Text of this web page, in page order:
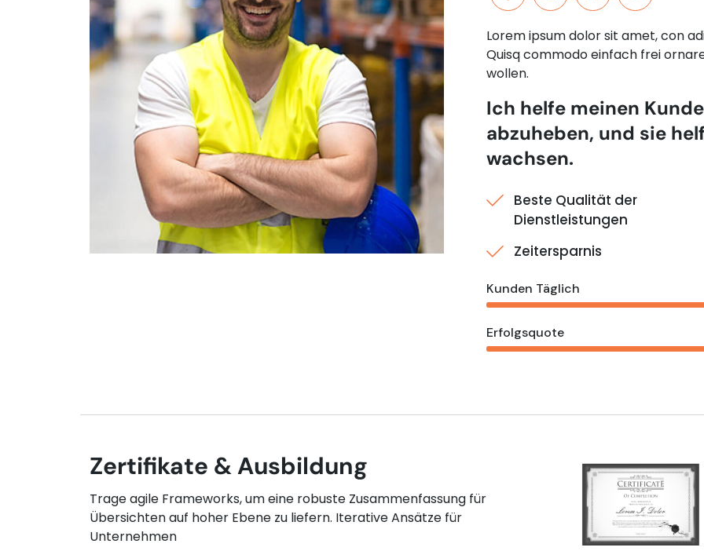
Lorem ipsum dolor sit amet, con
Quisq commodo einfach frei
wollen.
Ich helfe meinen
abzuheben, und sie
wachsen.
Beste Qualität der
Dienstleistungen
Zeitersparnis
Kunden Täglich
Erfolgsquote
Zertifikate & Ausbildung
Trage agile Frameworks, um eine robuste Zusammenfassung für
Übersichten auf hoher Ebene zu liefern. Iterative Ansätze für
Unternehmen